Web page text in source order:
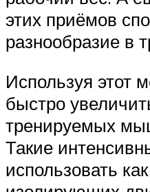
этих приёмов
разнообразие в
Используя этот
быстро
тренируемых
Такие
использовать